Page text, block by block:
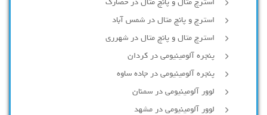
استرچ متال و پانچ متال در حصارك
استرچ و پانچ متال در شمس آباد
استرچ متال و پانچ متال در شهرری
پنجره آلومینیومی در کردان
پنجره آلومینیومی در جاده ساوه
لوور آلومینیومی در سمنان
لوور آلومینیومی در مشهد